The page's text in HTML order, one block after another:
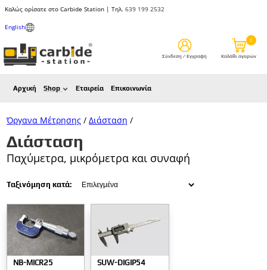
Καλώς ορίσατε στο Carbide Station | Τηλ. 639 199 2532
English
Αρχική Shop
Όργανα Μέτρησης /Διάσταση /
Διάσταση
Παχύμετρα, μικρόμετρα και συναφή
Ταξινόμηση κατά:
NB-MICR25 SUW-DIGIP54